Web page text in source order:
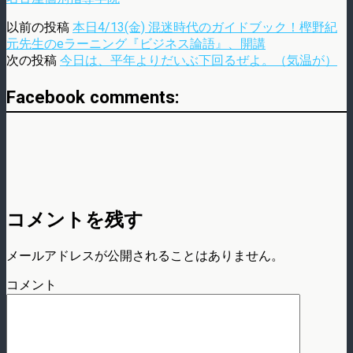
以前の投稿 本日4/13(金) 混迷時代のガイドブック！樫野紀
元先生のeラーニング『ビジネス論語』、開講
次の投稿 今日は、平年よりだいぶ下回るぜよ。（気温が）
Facebook comments:
コメントを残す
メールアドレスが公開されることはありません。
コメント